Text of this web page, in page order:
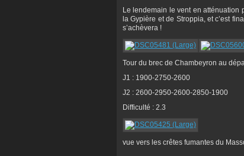
Le lendemain le vent en atténuation
la Gypière et de Stroppia, et c’est
s’achèvera !
Tour du brec de Chambeyron au
J1 : 1900-2750-2600
J2 : 2600-2950-2600-2850-1900
Difficulté : 2.3
vue vers les crêtes fumantes du